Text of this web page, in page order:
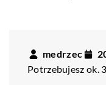
medrzec
Potrzebujesz ok.